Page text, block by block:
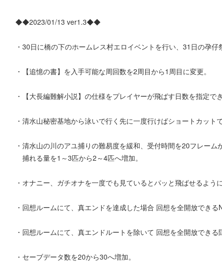
◆◆2023/01/13 ver1.3◆◆
・30日に橋の下のホームレス村エロイベントを行い、31日の孕
・【追憶の書】を入手可能な周回数を2周目から1周目に変更。
・【大長編難解小説】の仕様をプレイヤーが飛ばす日数を指定で
・清水山秘密基地から泳いで行く先に一度行けばショートカット
・清水山の川のアユ捕りの難易度を緩和、受付時間を20フレーム
捕れる量を1～3匹から2～4匹へ増加。
・オナニー、ガチオナを一度でも見ているとパッと飛ばせるよう
・回想ルームにて、真エンドを達成した場合 回想を全開放できる
・回想ルームにて、真エンドルートを除いて 回想を全開放でき
・セーブデータ数を20から30へ増加。